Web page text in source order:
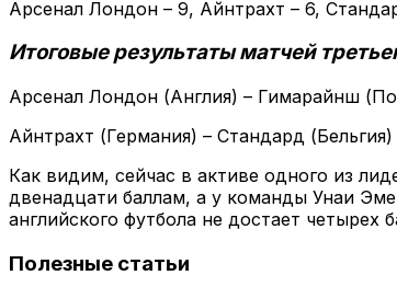
Арсенал Лондон – 9, Айнтрахт – 6,
Итоговые результаты матчей
Арсенал Лондон (Англия) – Гимарайнш
Айнтрахт (Германия) – Стандард
Как видим, сейчас в активе одного из
двенадцати баллам, а у команды Унаи
английского футбола не достает четырех
Полезные статьи